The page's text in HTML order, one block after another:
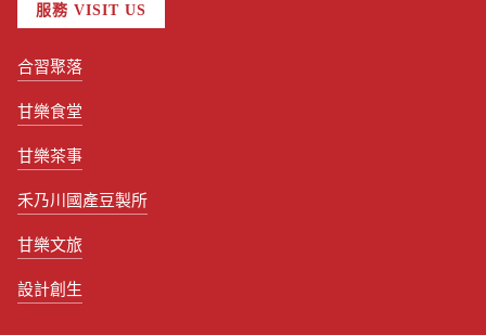
服務 VISIT US
合習聚落
甘樂食堂
甘樂茶事
禾乃川國產豆製所
甘樂文旅
設計創生